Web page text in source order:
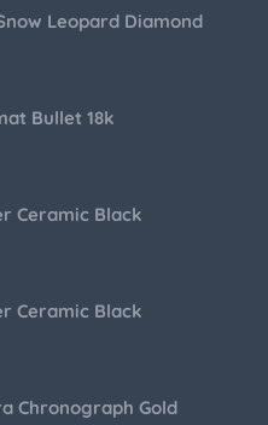
Leopard Diamond
Bullet 18k
Ceramic Black
Ceramic Black
Chronograph Gold